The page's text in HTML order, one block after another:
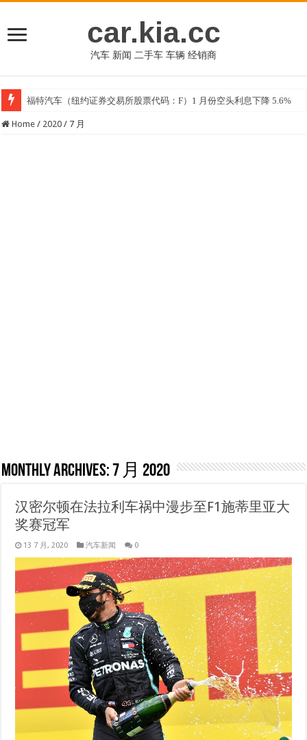
car.kia.cc
汽车 新闻 二手车 车辆 经销商
福特汽车（纽约证券交易所股票代码：F）1 月份空头利息下降 5.6%
Home / 2020 / 7 月
Monthly Archives:7 月 2020
汉密尔顿在法拉利车祸中漫步至F1施蒂里亚大
奖赛冠军
13 7 月, 2020 汽车新闻 0